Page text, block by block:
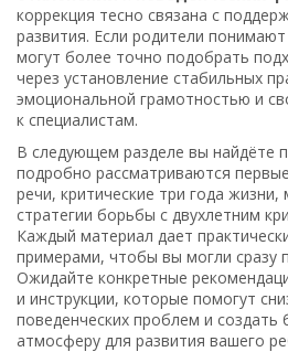
коррекция тесно связана с
развития. Если родители
могут более точно подобрать
через установление стабильных
эмоциональной грамотностью и
к специалистам.
В следующем разделе вы найдёте
подробно рассматриваются
речи, критические три года
стратегии борьбы с двухлетним
Каждый материал дает
примерами, чтобы вы могли сразу
Ожидайте конкретные
и инструкции, которые помогут
поведенческих проблем и создать
атмосферу для развития вашего